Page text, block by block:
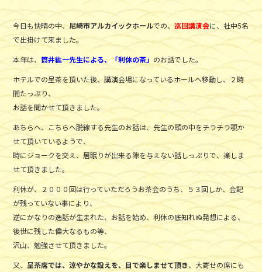
今日も快晴の中、尼崎市アルカイックホールでの、巡回講演会に、社中5名
で出掛けて来ました。
本年は、筒井紘一先生による、「利休の茶」のお話でした。
ホテルでの呈茶を頂いた後、講演会場になっているホールへ移動し、２時
間たっぷり、
お話を聞かせて頂きました。
あちらへ、こちらへ脱線する先生のお話は、先生の頭の中をチラチラ覗か
せて頂いているようで、
時にジョークを交え、居眠りが出来る隙を与えない話しっぷりで、楽しま
せて頂きました。
利休が、２０００回は行っていただろうお茶会のうち、５３回しか、会記
が残っていない事により、
逆にかなりの逸話が生まれた、お話を始め、利休の底知れぬ発想による、
後世に残した偉大なるもの等、
沢山、勉強させて頂きました。
又、呈茶席では、涼やかな設えを、目で楽しませて頂き、大寄せの席にも